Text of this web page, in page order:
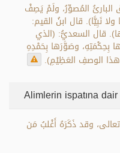
البارئُ المُصوِّرُ، ولَمْ يَصِفْ
نَبِيًّا). قال ابنُ القيم:
قال السعديُّ: (الذي
بِحِكْمَتِهِ، وصَوَّرَها بِحَمْدِهِ
الوصفِ العَظِيْمِ).
Alimlerin ispatına
تعالى، وقد ذَكَرَهُ أَغْلبُ مَن